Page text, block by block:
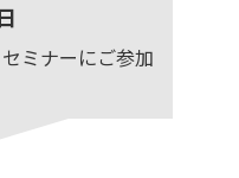
ミナーにご参加